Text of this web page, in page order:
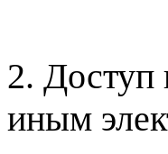
2. Доступ
иным